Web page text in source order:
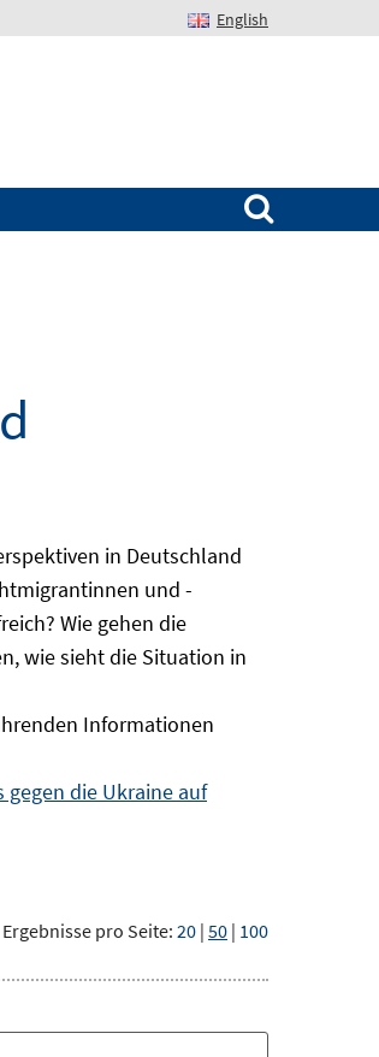
English
Suchen nach:
in Deutschland
und -
Wie gehen die
wie sieht die Situation in
Informationen
gegen die Ukraine auf
Ergebnisse pro Seite: 20 | 50 | 100